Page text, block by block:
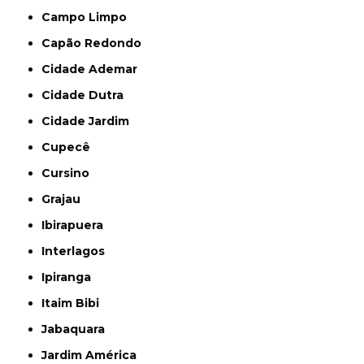
Campo Limpo
Capão Redondo
Cidade Ademar
Cidade Dutra
Cidade Jardim
Cupecê
Cursino
Grajau
Ibirapuera
Interlagos
Ipiranga
Itaim Bibi
Jabaquara
Jardim América